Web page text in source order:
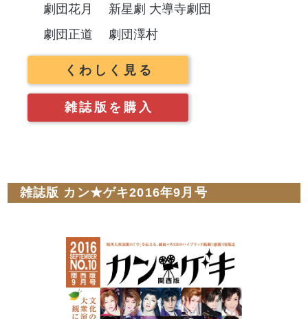
劇団花月
新星劇 大導寺劇団
劇団正道
劇団澤村
くわしく見る
雑誌版を購入
雑誌版 カン★ゲキ2016年9月号